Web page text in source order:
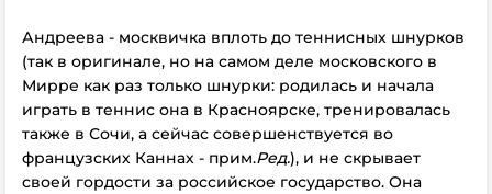
Андреева - москвичка вплоть до теннисных шнурков
(так в оригинале, но на самом деле московского в
Мирре как раз только шнурки: родилась и начала
играть в теннис она в Красноярске, тренировалась
также в Сочи, а сейчас совершенствуется во
французских Каннах - прим.Ред.), и не скрывает
своей гордости за российское государство. Она